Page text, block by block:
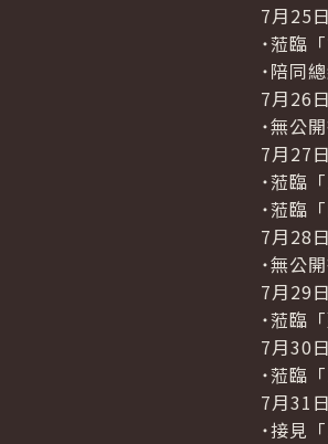
7月25
˙蒞臨
˙陪同
7月26
˙無公
7月27
˙蒞臨
˙蒞臨
7月28
˙無公
7月29
˙蒞臨
7月30
˙蒞臨
7月31
˙接見